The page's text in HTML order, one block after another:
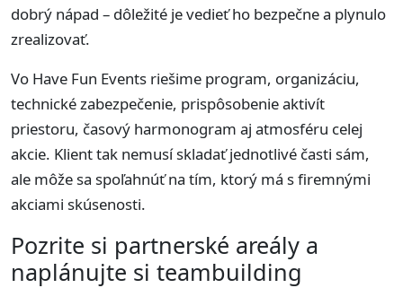
dobrý nápad – dôležité je vedieť ho bezpečne a plynulo
zrealizovať.
Vo Have Fun Events riešime program, organizáciu,
technické zabezpečenie, prispôsobenie aktivít
priestoru, časový harmonogram aj atmosféru celej
akcie. Klient tak nemusí skladať jednotlivé časti sám,
ale môže sa spoľahnúť na tím, ktorý má s firemnými
akciami skúsenosti.
Pozrite si partnerské areály a
naplánujte si teambuilding